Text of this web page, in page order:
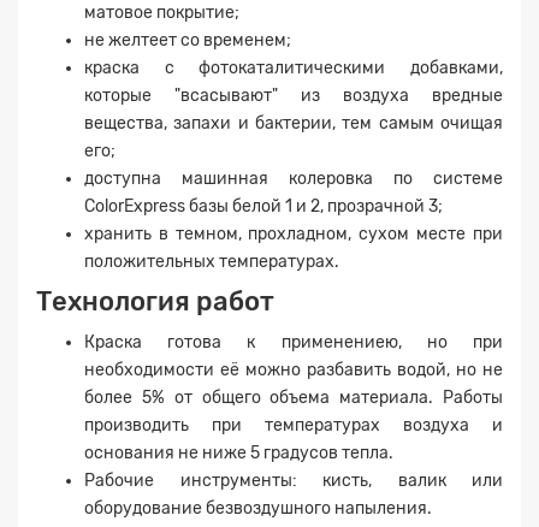
матовое покрытие;
не желтеет со временем;
краска с фотокаталитическими добавками,
которые "всасывают" из воздуха вредные
вещества, запахи и бактерии, тем самым очищая
его;
доступна машинная колеровка по системе
ColorExpress базы белой 1 и 2, прозрачной 3;
хранить в темном, прохладном, сухом месте при
положительных температурах.
Технология работ
Краска готова к применениею, но при
необходимости её можно разбавить водой, но не
более 5% от общего объема материала. Работы
производить при температурах воздуха и
основания не ниже 5 градусов тепла.
Рабочие инструменты: кисть, валик или
оборудование безвоздушного напыления.